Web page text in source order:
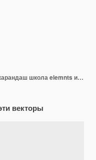
Обратно в школу иллюстрации карандаш школа elemnts иллюстрации
векторы